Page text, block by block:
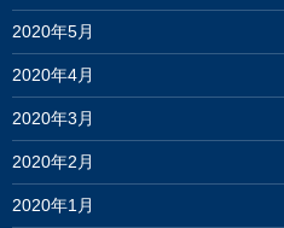
2020年5月
2020年4月
2020年3月
2020年2月
2020年1月